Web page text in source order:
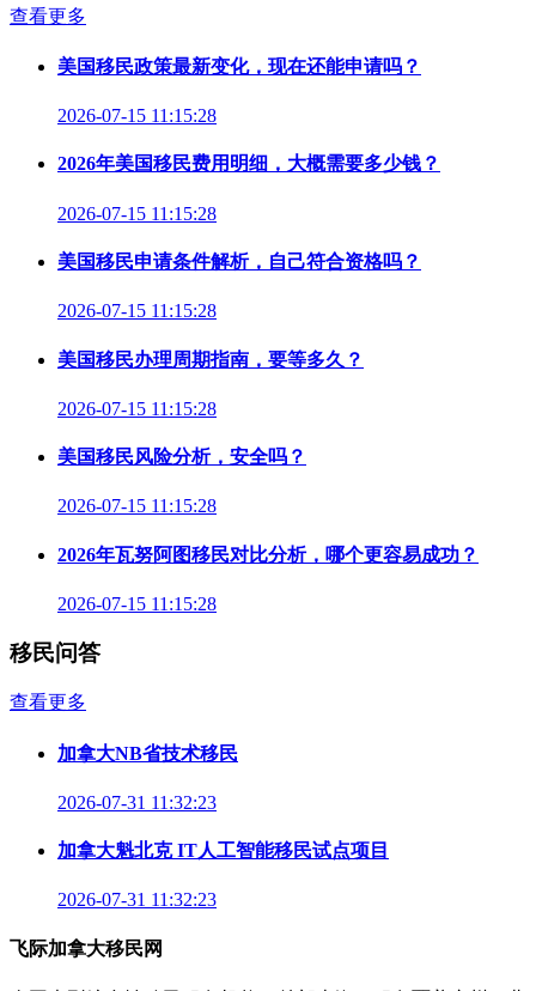
查看更多
美国移民政策最新变化，现在还能申请吗？
2026-07-15 11:15:28
2026年美国移民费用明细，大概需要多少钱？
2026-07-15 11:15:28
美国移民申请条件解析，自己符合资格吗？
2026-07-15 11:15:28
美国移民办理周期指南，要等多久？
2026-07-15 11:15:28
美国移民风险分析，安全吗？
2026-07-15 11:15:28
2026年瓦努阿图移民对比分析，哪个更容易成功？
2026-07-15 11:15:28
移民问答
查看更多
加拿大NB省技术移民
2026-07-31 11:32:23
加拿大魁北克 IT人工智能移民试点项目
2026-07-31 11:32:23
飞际加拿大移民网